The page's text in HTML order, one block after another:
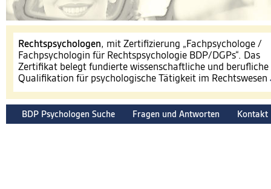
​Rechtspsychologen, mit Zertifizierung „Fachpsychologe /
Fachpsychologin für Rechtspsychologie BDP/DGPs“. Das
Zertifikat belegt fundierte wissenschaftliche und berufliche
Qualifikation für psychologische Tätigkeit im Rechtswesen
BDP Psychologen Suche Fragen und Antworten Kontakt